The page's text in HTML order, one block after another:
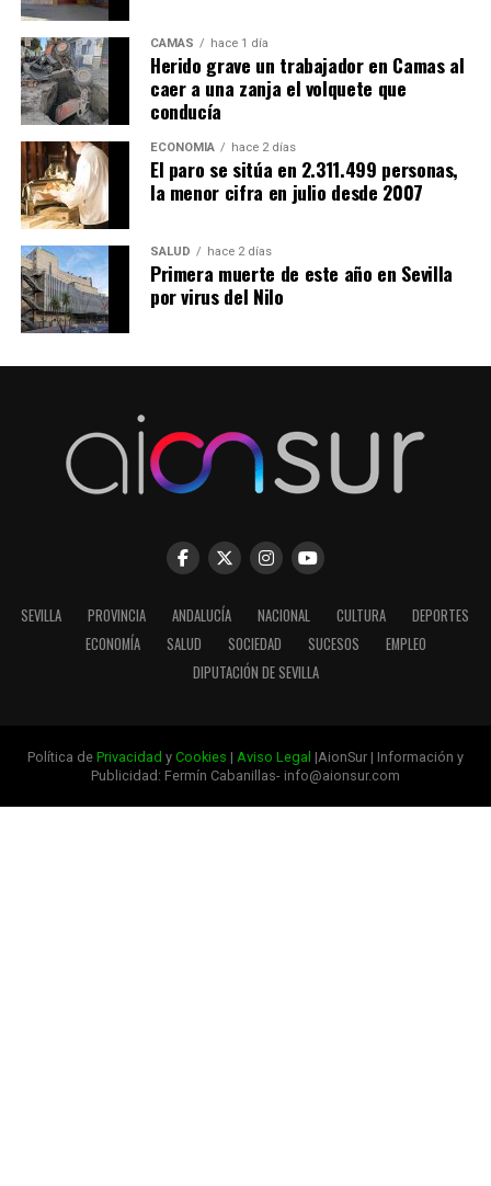
CAMAS hace 1 día
Herido grave un trabajador en Camas al
caer a una zanja el volquete que
conducía
ECONOMÍA hace 2 días
El paro se sitúa en 2.311.499 personas,
la menor cifra en julio desde 2007
SALUD hace 2 días
Primera muerte de este año en Sevilla
por virus del Nilo
SEVILLA PROVINCIA ANDALUCÍA NACIONAL CULTURA
DEPORTES
ECONOMÍA
SALUD SOCIEDAD SUCESOS
EMPLEO
DIPUTACIÓN DE SEVILLA
Política de Privacidad y Cookies | Aviso Legal |AionSur | Información y
Publicidad: Fermín Cabanillas- info@aionsur.com